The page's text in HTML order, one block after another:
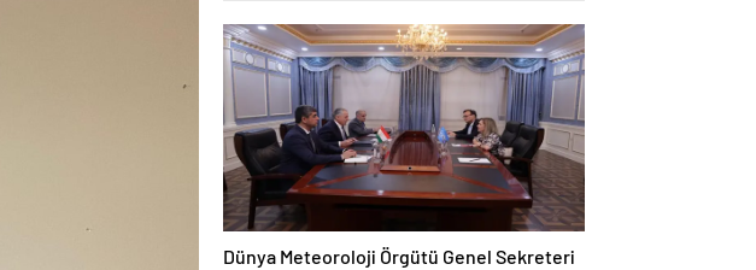
Dünya Meteoroloji Örgütü Genel Sekreteri